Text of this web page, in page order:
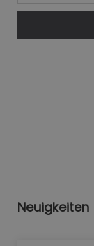
Neuigkeiten